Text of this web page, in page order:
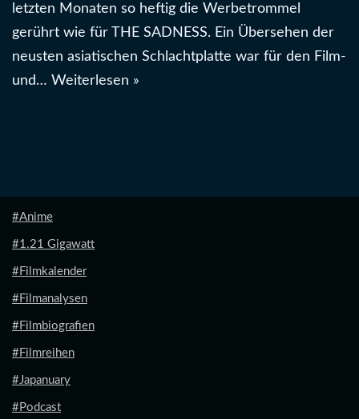
letzten Monaten so heftig die Werbetrommel
gerührt wie für THE SADNESS. Ein Übersehen der
neusten asiatischen Schlachtplatte war für den Film-
und… Weiterlesen »
#Anime
#1.21 Gigawatt
#Filmkalender
#Filmanalysen
#Filmbiografien
#Filmreihen
#Japanuary
#Podcast